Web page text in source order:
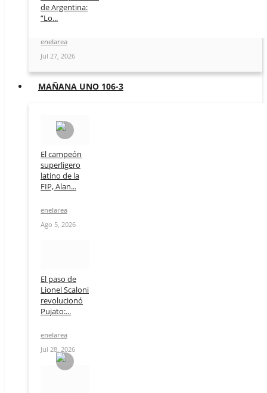
de Argentina:
“Lo...
enelarea
Jul 27, 2026
MAÑANA UNO 106-3
El campeón
superligero
latino de la
FIP, Alan...
enelarea
Ago 5, 2026
El paso de
Lionel Scaloni
revolucionó
Pujato:...
enelarea
Jul 28, 2026